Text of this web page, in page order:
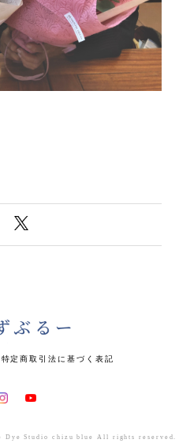
特定商取引法に基づく表記
Dye Studio chizu blue All rights reserved.